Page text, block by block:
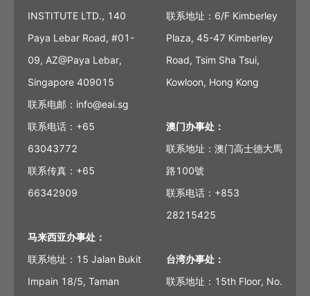
INSTITUTE LTD., 140
Paya Lebar Road, #01-
09, AZ@Paya Lebar,
Singapore 409015
联系电邮：info@eai.sg
联系电话：+65
63043772
联系传真：+65
66342909
马来西亚办事处：
联系地址：15 Jalan Bukit
Impain 18/5, Taman
联系地址：6/F Kimberley
Plaza, 45-47 Kimberley
Road, Tsim Sha Tsui,
Kowloon, Hong Kong
澳门办事处：
联系地址：澳门高士德大馬
路100號
联系电话：+853
28215425
台湾办事处：
联系地址：15th Floor, No.